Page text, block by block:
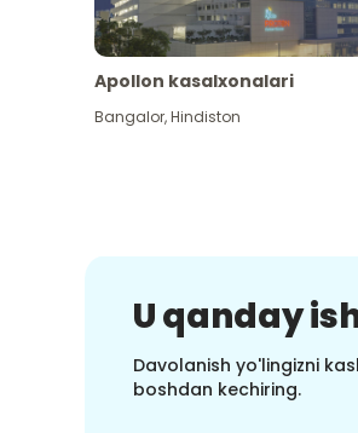
Apollon kasalxonalari
Bangalor,Hindiston
U qanday
Davolanish yo'lingizni
boshdan kechiring.